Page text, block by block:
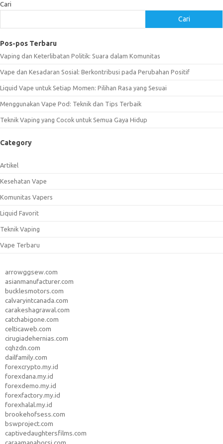
Cari
Cari
Pos-pos Terbaru
Vaping dan Keterlibatan Politik: Suara dalam Komunitas
Vape dan Kesadaran Sosial: Berkontribusi pada Perubahan Positif
Liquid Vape untuk Setiap Momen: Pilihan Rasa yang Sesuai
Menggunakan Vape Pod: Teknik dan Tips Terbaik
Teknik Vaping yang Cocok untuk Semua Gaya Hidup
Category
Artikel
Kesehatan Vape
Komunitas Vapers
Liquid Favorit
Teknik Vaping
Vape Terbaru
arrowggsew.com
asianmanufacturer.com
bucklesmotors.com
calvaryintcanada.com
carakeshagrawal.com
catchabigone.com
celticaweb.com
cirugiadehernias.com
cqhzdn.com
dailfamily.com
forexcrypto.my.id
forexdana.my.id
forexdemo.my.id
forexfactory.my.id
forexhalal.my.id
brookehofsess.com
bswproject.com
captivedaughtersfilms.com